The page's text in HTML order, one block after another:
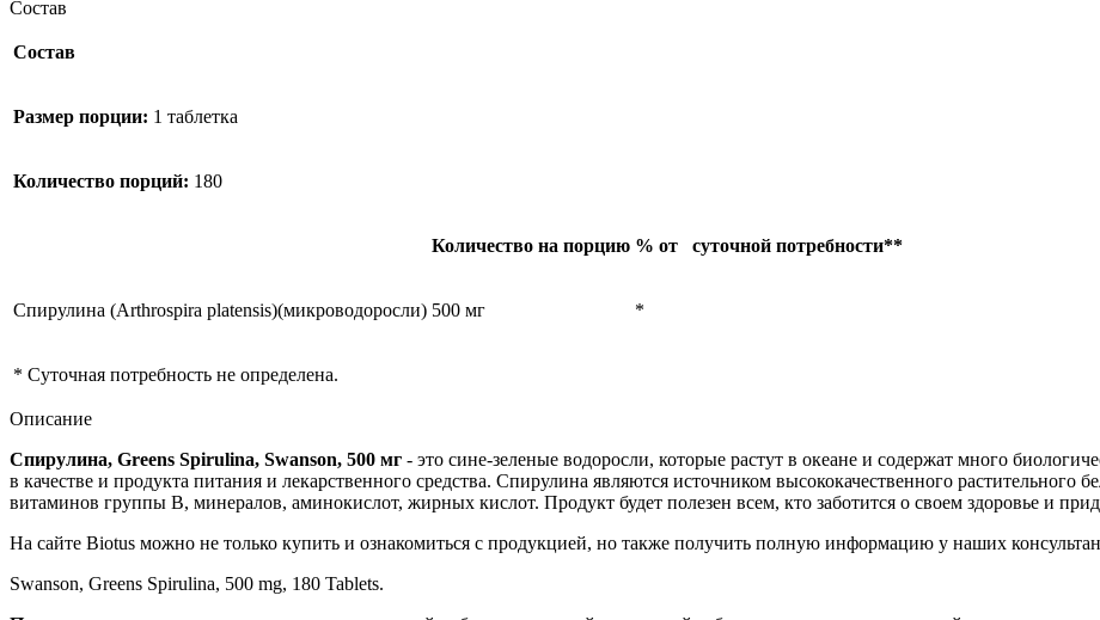
Состав
Состав
Размер порции: 1 таблетка
Количество порций: 180
Количество на порцию % от суточной потребности**
Спирулина (Arthrospira platensis)(микроводоросли) 500 мг *
* Суточная потребность не определена.
Описание
Спирулина, Greens Spirulina, Swanson, 500 мг - это сине-зеленые водоросли, которые растут в океане и содержат много
в качестве и продукта питания и лекарственного средства. Спирулина являются источником высококачественного растительного
витаминов группы В, минералов, аминокислот, жирных кислот. Продукт будет полезен всем, кто заботится о своем здоровье и
На сайте Biotus можно не только купить и ознакомиться с продукцией, но также получить полную информацию у наших
Swanson, Greens Spirulina, 500 mg, 180 Tablets.